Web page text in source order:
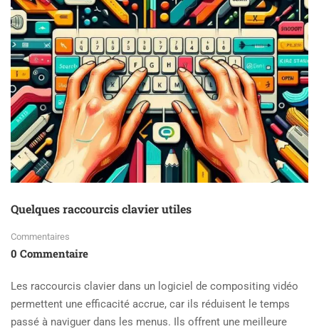
EN
3D
Quelques raccourcis clavier utiles
Commentaires
0 Commentaire
Les raccourcis clavier dans un logiciel de compositing vidéo
permettent une efficacité accrue, car ils réduisent le temps
passé à naviguer dans les menus. Ils offrent une meilleure